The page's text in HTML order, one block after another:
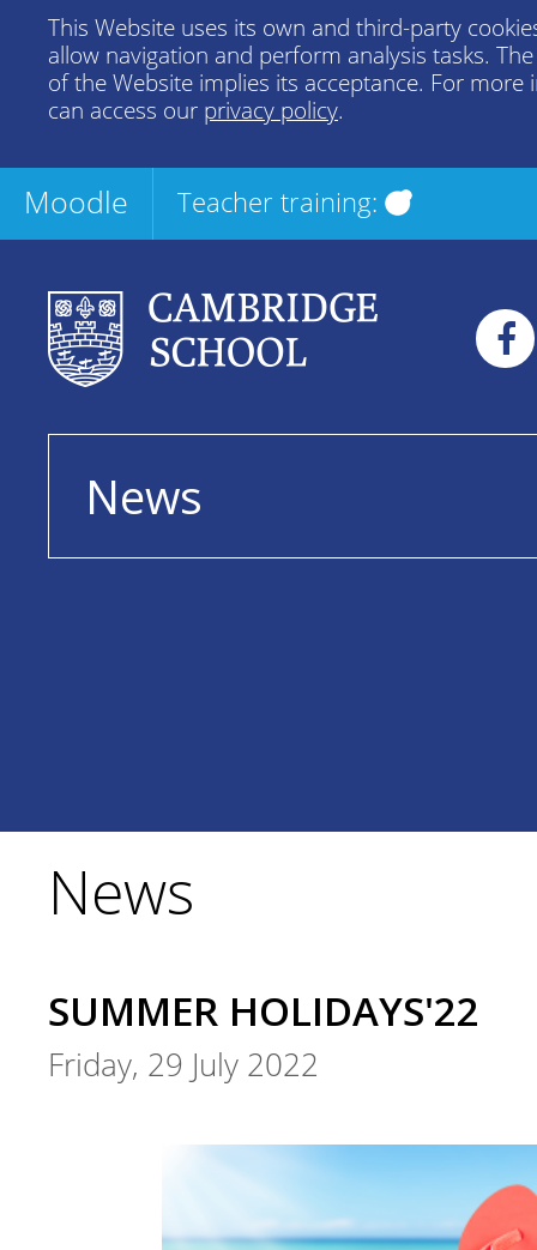
This Website uses its own and third-party
allow navigation and perform analysis tasks.
of the Website implies its acceptance. For more
can access our privacy policy.
Moodle Teacher training:
News
News
SUMMER HOLIDAYS'22
Friday, 29 July 2022